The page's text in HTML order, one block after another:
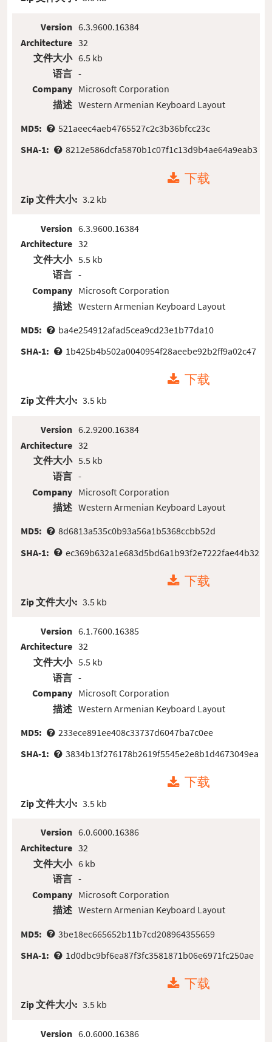
Version
Architecture
文件大小
语言
Company
描述
6.3.9600.16384
32
6.5 kb
-
Microsoft Corporation
Western Armenian Keyboard Layout
MD5:
521aeec4aeb4765527c2c3b36bfcc23c
SHA-1:
8212e586dcfa5870b1c07f1c13d9b4ae64a9eab3
下载
Zip 文件大小: 3.2 kb
Version
Architecture
文件大小
语言
Company
描述
6.3.9600.16384
32
5.5 kb
-
Microsoft Corporation
Western Armenian Keyboard Layout
MD5:
ba4e254912afad5cea9cd23e1b77da10
SHA-1:
1b425b4b502a0040954f28aeebe92b2ff9a02c47
下载
Zip 文件大小: 3.5 kb
Version
Architecture
文件大小
语言
Company
描述
6.2.9200.16384
32
5.5 kb
-
Microsoft Corporation
Western Armenian Keyboard Layout
MD5:
8d6813a535c0b93a56a1b5368ccbb52d
SHA-1:
ec369b632a1e683d5bd6a1b93f2e7222fae44b32
下载
Zip 文件大小: 3.5 kb
Version
Architecture
文件大小
语言
Company
描述
6.1.7600.16385
32
5.5 kb
-
Microsoft Corporation
Western Armenian Keyboard Layout
MD5:
233ece891ee408c33737d6047ba7c0ee
SHA-1:
3834b13f276178b2619f5545e2e8b1d4673049ea
下载
Zip 文件大小: 3.5 kb
Version
Architecture
文件大小
语言
Company
描述
6.0.6000.16386
32
6 kb
-
Microsoft Corporation
Western Armenian Keyboard Layout
MD5:
3be18ec665652b11b7cd208964355659
SHA-1:
1d0dbc9bf6ea87f3fc3581871b06e6971fc250ae
下载
Zip 文件大小: 3.5 kb
Version 6.0.6000.16386